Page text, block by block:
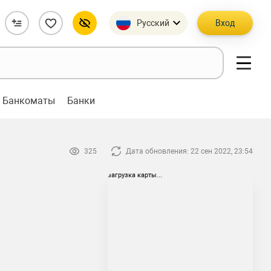
Русский Вход
Банкоматы Банки
325 Дата обновления: 22 сен 2022, 23:54
загрузка карты...